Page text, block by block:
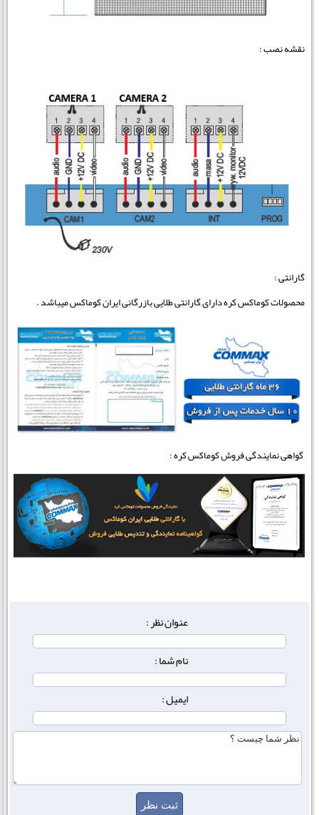
نقشه نصب :
گارانتی :
محصولات کوماکس کره دارای گارانتی طلایی بازرگانی ایران کوماکس میباشد .
گواهی نمایندگی فروش کوماکس کره :
عنوان نظر :
نام شما :
ایمیل :